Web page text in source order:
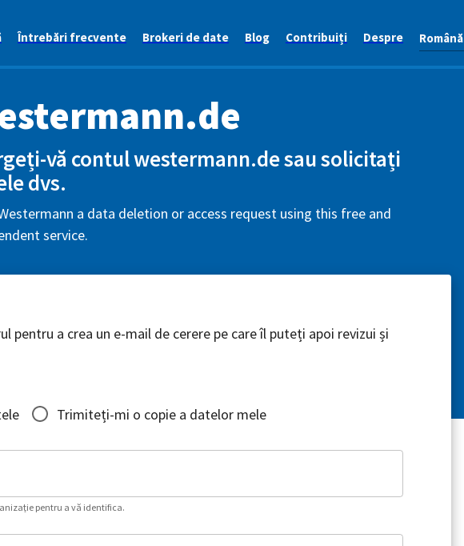
Întrebări frecvente Brokeri de date Blog Contribuiți Despre Română
vă contul westermann.de sau solicitați
dvs.
a data deletion or access request using this free and
service.
pentru a crea un e-mail de cerere pe care îl puteți apoi revizui și
Trimiteți-mi o copie a datelor mele
pentru a vă identifica.